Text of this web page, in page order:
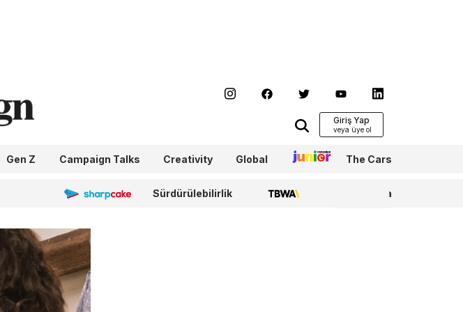
Giriş Yap
Gen Z Campaign Talks Creativity Global Junior The Cars
Sharpcake Sürdürülebilirlik TBWA WPP Media